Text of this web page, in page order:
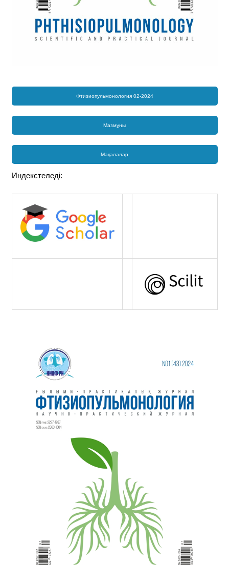
Фтизиопульмонология 02-2024
Мазмұны
Мақалалар
Индекстеледі: